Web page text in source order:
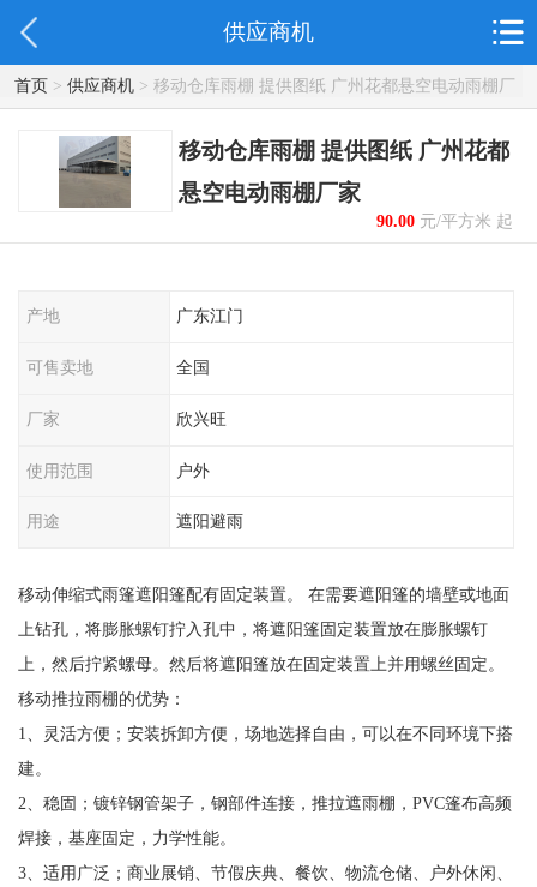
供应商机
首页> 供应商机> 移动仓库雨棚 提供图纸 广州花都悬空电动雨棚厂
家
移动仓库雨棚 提供图纸 广州花都
悬空电动雨棚厂家
90.00元/平方米 起
产地 广东江门
可售卖地 全国
厂家 欣兴旺
使用范围 户外
用途 遮阳避雨
移动伸缩式雨篷遮阳篷配有固定装置。 在需要遮阳篷的墙壁或地面
上钻孔，将膨胀螺钉拧入孔中，将遮阳篷固定装置放在膨胀螺钉
上，然后拧紧螺母。然后将遮阳篷放在固定装置上并用螺丝固定。
移动推拉雨棚的优势：
1、灵活方便；安装拆卸方便，场地选择自由，可以在不同环境下搭
建。
2、稳固；镀锌钢管架子，钢部件连接，推拉遮雨棚，PVC篷布高频
焊接，基座固定，力学性能。
3、适用广泛；商业展销、节假庆典、餐饮、物流仓储、户外休闲、